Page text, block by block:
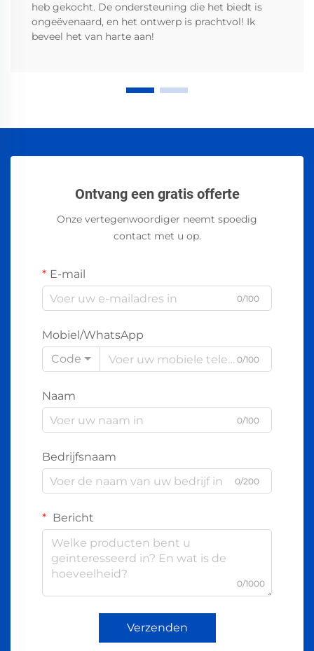
heb gekocht. De ondersteuning die het biedt is
ongeëvenaard, en het ontwerp is prachtvol! Ik
beveel het van harte aan!
Ontvang een gratis offerte
Onze vertegenwoordiger neemt spoedig
contact met u op.
E-mail
0/100
Mobiel/WhatsApp
Code
0/100
Naam
0/100
Bedrijfsnaam
0/200
Bericht
0/1000
Verzenden